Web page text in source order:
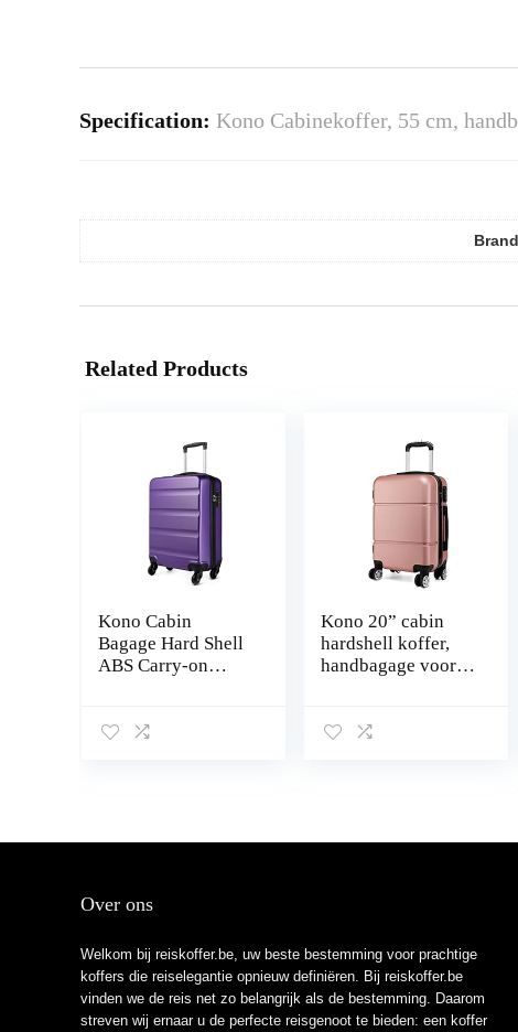
Specification: Kono Cabinekoffer, 55 cm,
Brand
Related Products
Kono Cabin
Bagage Hard Shell
ABS Carry-on
Dial Combinatie
Kono 20” cabin
hardshell koffer,
handbagage voor
lichtgewicht, met
Over ons
Welkom bij reiskoffer.be, uw beste bestemming voor prachtige
koffers die reiselegantie opnieuw definiëren. Bij reiskoffer.be
vinden we de reis net zo belangrijk als de bestemming. Daarom
streven wij ernaar u de perfecte reisgenoot te bieden: een koffer